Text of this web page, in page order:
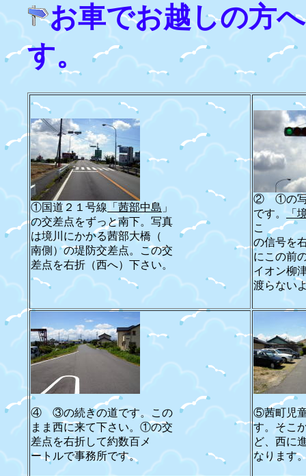
お車でお越しの方
す。
①国道２１号線 「茜部中島 」
の交差点をずっと南下。写真
は境川にかかる茜部大橋（
南側）の堤防交差点。この交
差点を右折（西へ）下さい。
② ①の写
です。
「
こ
の信号を
にこの前
イオン柳
渡らない
④ ③の続きの道です。この
まま西に来て下さい。①の交
差点を右折して約数百メ
ートルで事務所です。
⑤茜町児
す。そこ
ど、西に
なります